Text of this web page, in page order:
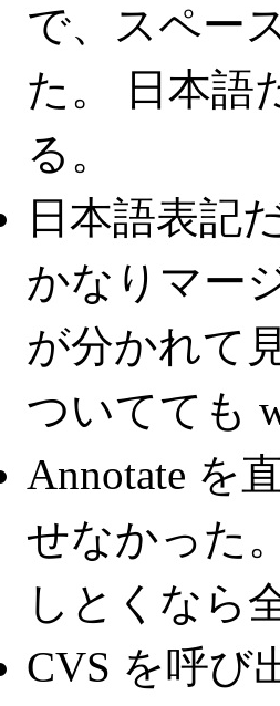
で、スペー
た。 日本語
る。
日本語表記
かなりマー
が分かれて
ついてても
Annotate を
せなかった
しとくなら
CVS を呼び